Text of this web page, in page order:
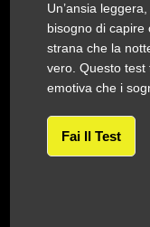
Un’ansia
bisogno di capire
strana che la
vero. Questo test
emotiva che i
Fai Il Test